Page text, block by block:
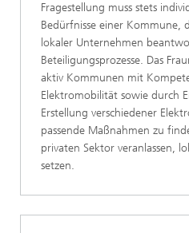
Fragestellung muss stets
Bedürfnisse einer Kommune,
lokaler Unternehmen
Beteiligungsprozesse. Das
aktiv Kommunen mit
Elektromobilität sowie durch
Erstellung verschiedener
passende Maßnahmen zu
privaten Sektor veranlassen,
setzen.